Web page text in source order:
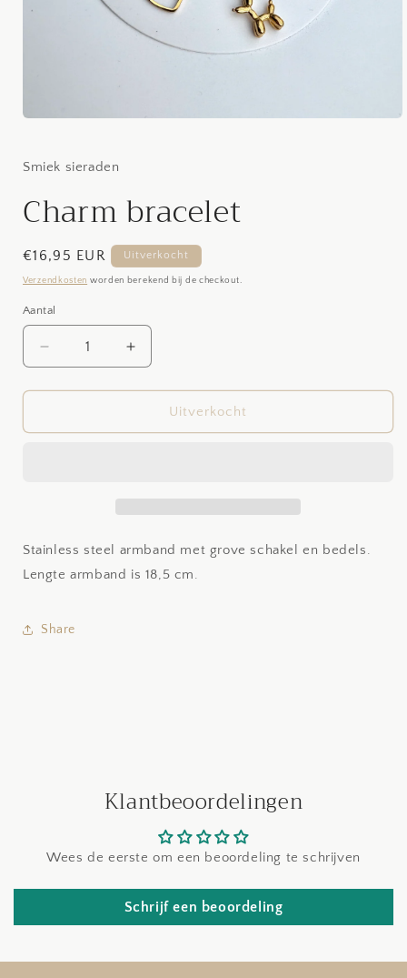
in
Smiek sieraden
Charm bracelet
Normale
prijs
€16,95 EUR Uitverkocht
Verzendkosten worden berekend bij de checkout.
Aantal
Aantal
Aantal
verlagen
voor
bracelet
Aantal
verhogen
voor
Charm
bracelet
Uitverkocht
Stainless steel armband met grove schakel en bedels.
Lengte armband is 18,5 cm.
Share
Klantbeoordelingen
Wees de eerste om een beoordeling te schrijven
Schrijf een beoordeling